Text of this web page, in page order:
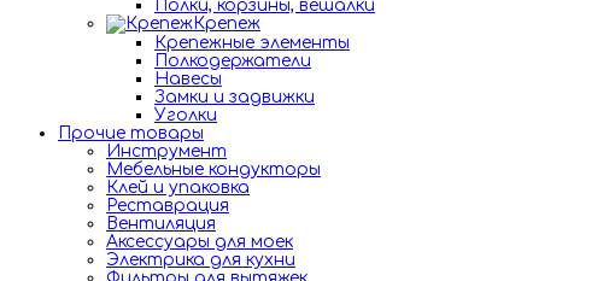
Полки, корзины, вешалки
Крепеж
Крепежные элементы
Полкодержатели
Навесы
Замки и задвижки
Уголки
Прочие товары
Инструмент
Мебельные кондукторы
Клей и упаковка
Реставрация
Вентиляция
Аксессуары для моек
Электрика для кухни